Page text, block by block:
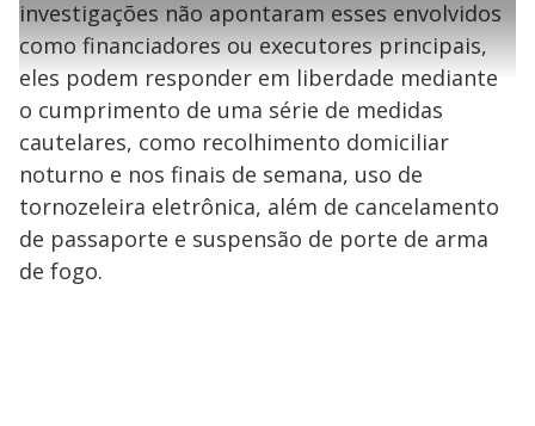
l
a
y
V
e
g
n
d
o
s
1
s
e
u
n
o
s
M
u
d
o
2
1 e
n
i
l
a
investigações não apontaram esses envolvidos
como financiadores ou executores principais,
eles podem responder em liberdade mediante
o cumprimento de uma série de medidas
cautelares, como recolhimento domiciliar
noturno e nos finais de semana, uso de
tornozeleira eletrônica, além de cancelamento
de passaporte e suspensão de porte de arma
de fogo.